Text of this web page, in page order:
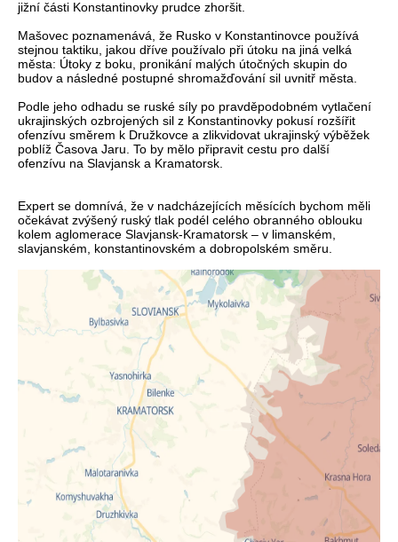
jižní části Konstantinovky prudce zhoršit.
Mašovec poznamenává, že Rusko v Konstantinovce používá
stejnou taktiku, jakou dříve používalo při útoku na jiná velká
města: Útoky z boku, pronikání malých útočných skupin do
budov a následné postupné shromažďování sil uvnitř města.
Podle jeho odhadu se ruské síly po pravděpodobném vytlačení
ukrajinských ozbrojených sil z Konstantinovky pokusí rozšířit
ofenzívu směrem k Družkovce a zlikvidovat ukrajinský výběžek
poblíž Časova Jaru. To by mělo připravit cestu pro další
ofenzívu na Slavjansk a Kramatorsk.
Expert se domnívá, že v nadcházejících měsících bychom měli
očekávat zvýšený ruský tlak podél celého obranného oblouku
kolem aglomerace Slavjansk-Kramatorsk – v limanském,
slavjanském, konstantinovském a dobropolském směru.